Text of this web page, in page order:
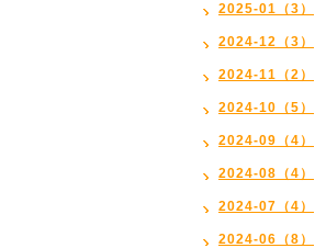
2025-01（3）
2024-12（3）
2024-11（2）
2024-10（5）
2024-09（4）
2024-08（4）
2024-07（4）
2024-06（8）